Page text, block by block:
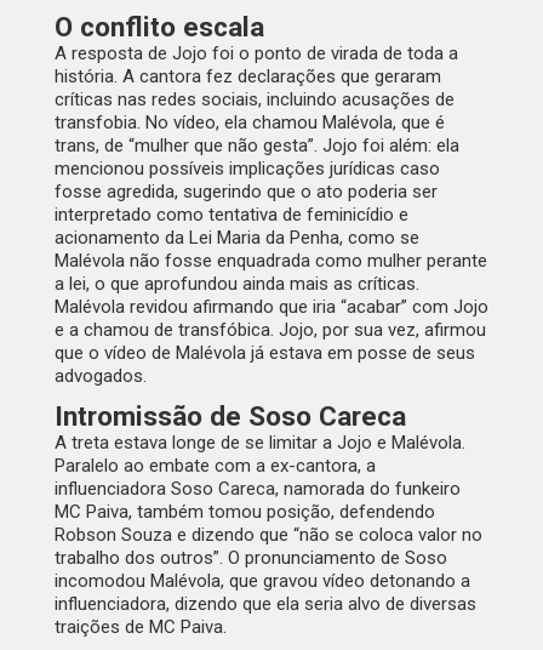
O conflito escala
A resposta de Jojo foi o ponto de virada de toda a
história. A cantora fez declarações que geraram
críticas nas redes sociais, incluindo acusações de
transfobia. No vídeo, ela chamou Malévola, que é
trans, de “mulher que não gesta”. Jojo foi além: ela
mencionou possíveis implicações jurídicas caso
fosse agredida, sugerindo que o ato poderia ser
interpretado como tentativa de feminicídio e
acionamento da Lei Maria da Penha, como se
Malévola não fosse enquadrada como mulher perante
a lei, o que aprofundou ainda mais as críticas.
Malévola revidou afirmando que iria “acabar” com Jojo
e a chamou de transfóbica. Jojo, por sua vez, afirmou
que o vídeo de Malévola já estava em posse de seus
advogados.
Intromissão de Soso Careca
A treta estava longe de se limitar a Jojo e Malévola.
Paralelo ao embate com a ex-cantora, a
influenciadora Soso Careca, namorada do funkeiro
MC Paiva, também tomou posição, defendendo
Robson Souza e dizendo que “não se coloca valor no
trabalho dos outros”. O pronunciamento de Soso
incomodou Malévola, que gravou vídeo detonando a
influenciadora, dizendo que ela seria alvo de diversas
traições de MC Paiva.